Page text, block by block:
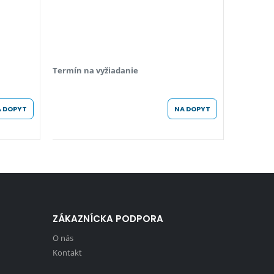
DOPYT
Termín na vyžiadanie
NA DOPYT
ZÁKAZNÍCKA PODPORA
O nás
Kontakt